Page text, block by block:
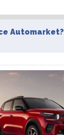
Automarket?